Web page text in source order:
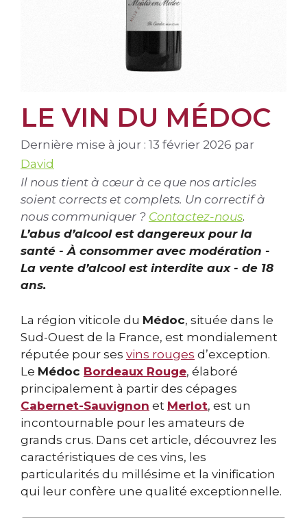
LE VIN DU MÉDOC
Dernière mise à jour : 13 février 2026 par
David
Il nous tient à cœur à ce que nos articles
soient corrects et complets. Un correctif à
nous communiquer ? Contactez-nous.
L’abus d’alcool est dangereux pour la
santé - À consommer avec modération -
La vente d’alcool est interdite aux - de 18
ans.
La région viticole du Médoc, située dans le
Sud-Ouest de la France, est mondialement
réputée pour ses vins rouges d’exception.
Le Médoc Bordeaux Rouge, élaboré
principalement à partir des cépages
Cabernet-Sauvignon et Merlot, est un
incontournable pour les amateurs de
grands crus. Dans cet article, découvrez les
caractéristiques de ces vins, les
particularités du millésime et la vinification
qui leur confère une qualité exceptionnelle.